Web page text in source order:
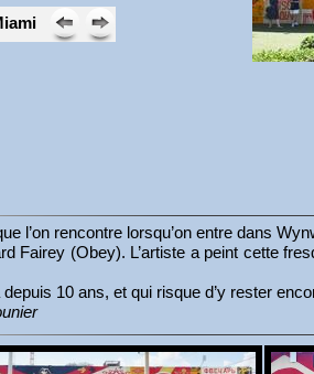
l’on rencontre lorsqu’on entre dans
Fairey (Obey). L’artiste a peint cette
10 ans, et qui risque d’y rester